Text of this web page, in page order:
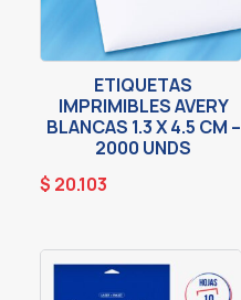
ETIQUETAS
IMPRIMIBLES AVERY
BLANCAS 1.3 X 4.5 CM –
2000 UNDS
$ 20.103